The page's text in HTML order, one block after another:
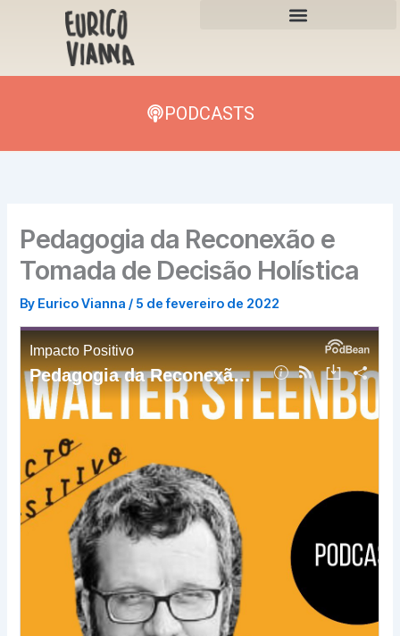
PODCASTS
Pedagogia da Reconexão e
Tomada de Decisão Holística
By Eurico Vianna / 5 de fevereiro de 2022